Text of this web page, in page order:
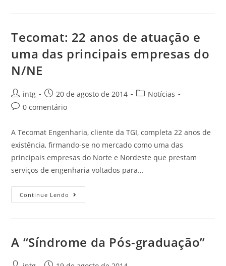
Tecomat: 22 anos de atuação e
uma das principais empresas do
N/NE
intg 20 de agosto de 2014
Notícias
0 comentário
A Tecomat Engenharia, cliente da TGI, completa 22 anos de
existência, firmando-se no mercado como uma das
principais empresas do Norte e Nordeste que prestam
serviços de engenharia voltados para…
Continue Lendo
A “Síndrome da Pós-graduação”